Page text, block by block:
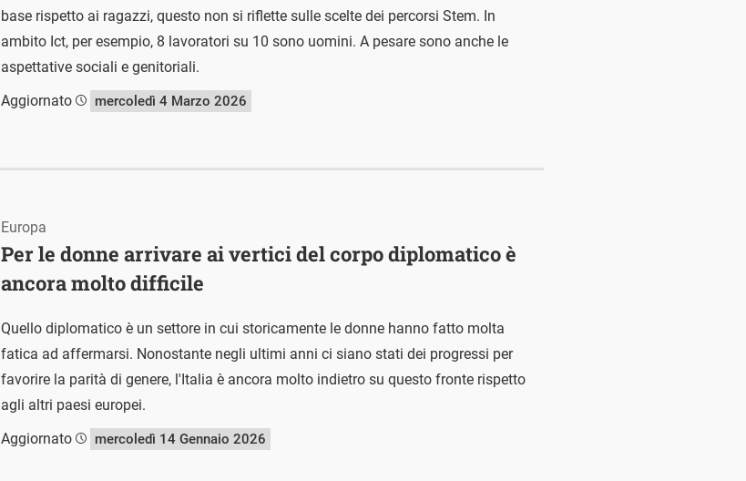
base rispetto ai ragazzi, questo non si riflette sulle scelte dei percorsi Stem. In
ambito Ict, per esempio, 8 lavoratori su 10 sono uomini. A pesare sono anche le
aspettative sociali e genitoriali.
Aggiornato
mercoledì 4 Marzo 2026
Per le donne arrivare ai vertici del corpo diplomatico è
ancora molto difficile
Europa
Quello diplomatico è un settore in cui storicamente le donne hanno fatto molta
fatica ad affermarsi. Nonostante negli ultimi anni ci siano stati dei progressi per
favorire la parità di genere, l'Italia è ancora molto indietro su questo fronte rispetto
agli altri paesi europei.
Aggiornato
mercoledì 14 Gennaio 2026